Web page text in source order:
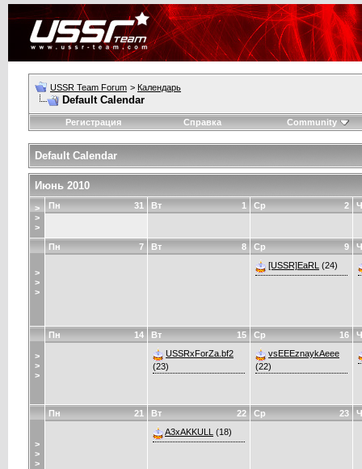
USSR Team Forum > Календарь
Default Calendar
Регистрация Справка Community
Default Calendar
Июнь 2010
>
>
>
31
Пн 1
Вт 2
Ср
>
>
>
7
Пн 8
Вт 9
Ср
[USSR]EaRL (24)
>
>
>
14
Пн 15
Вт
USSRxForZa.bf2
(23)
16
Ср
vsEEEznaykAeee
(22)
>
>
>
21
Пн 22
Вт
A3xAKKULL (18)
23
Ср